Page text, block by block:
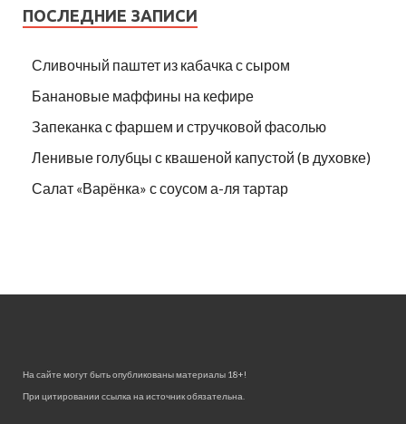
ПОСЛЕДНИЕ ЗАПИСИ
Сливочный паштет из кабачка с сыром
Банановые маффины на кефире
Запеканка с фаршем и стручковой фасолью
Ленивые голубцы с квашеной капустой (в духовке)
Салат «Варёнка» с соусом а-ля тартар
На сайте могут быть опубликованы материалы 18+!
При цитировании ссылка на источник обязательна.